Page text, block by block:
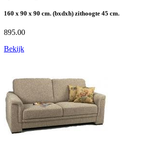
160 x 90 x 90 cm. (bxdxh) zithoogte 45 cm.
895.00
Bekijk